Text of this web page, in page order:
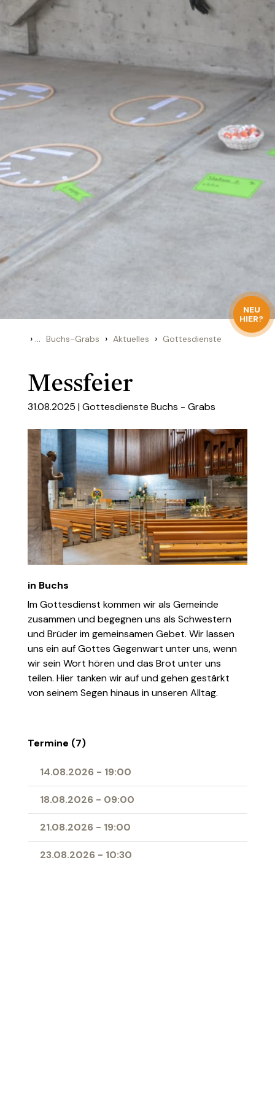
NEU
HIER?
› ... Buchs-Grabs › Aktuelles › Gottesdienste
Messfeier
31.08.2025 |Gottesdienste Buchs - Grabs
in Buchs
Im Gottesdienst kommen wir als Gemeinde
zusammen und begegnen uns als Schwestern
und Brüder im gemeinsamen Gebet. Wir lassen
uns ein auf Gottes Gegenwart unter uns, wenn
wir sein Wort hören und das Brot unter uns
teilen. Hier tanken wir auf und gehen gestärkt
von seinem Segen hinaus in unseren Alltag.
Termine (7)
14.08.2026 - 19:00
18.08.2026 - 09:00
21.08.2026 - 19:00
23.08.2026 - 10:30